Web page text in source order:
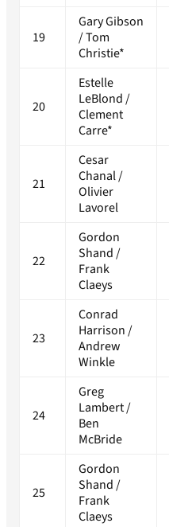
19
Gary Gibson
/ Tom
Christie*
20
Estelle
LeBlond /
Clement
Carre*
21
Cesar
Chanal /
Olivier
Lavorel
22
Gordon
Shand /
Frank
Claeys
23
Conrad
Harrison /
Andrew
Winkle
24
Greg
Lambert /
Ben
McBride
25
Gordon
Shand /
Frank
Claeys